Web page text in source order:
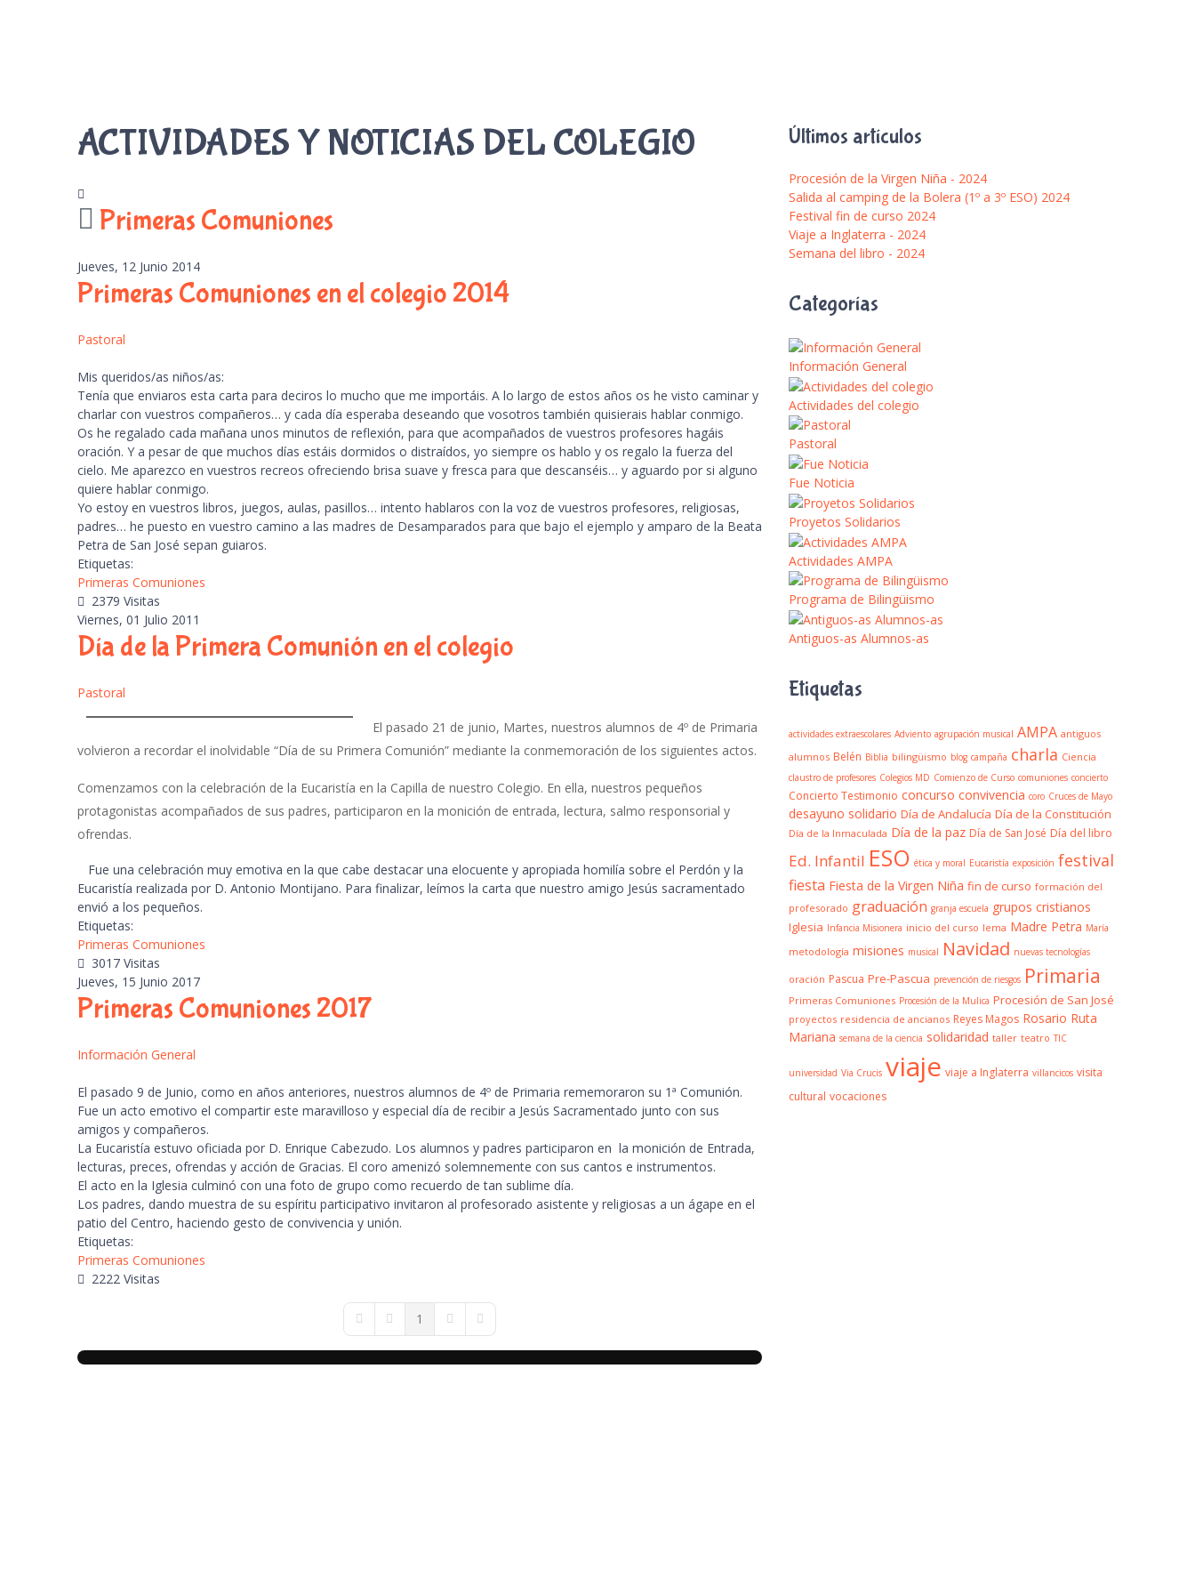
ACTIVIDADES Y NOTICIAS DEL COLEGIO
Primeras Comuniones
Jueves, 12 Junio 2014
Primeras Comuniones en el colegio 2014
Pastoral
Mis queridos/as niños/as:
Tenía que enviaros esta carta para deciros lo mucho que me importáis. A lo largo de estos años os he visto caminar y
charlar con vuestros compañeros… y cada día esperaba deseando que vosotros también quisierais hablar conmigo.
Os he regalado cada mañana unos minutos de reflexión, para que acompañados de vuestros profesores hagáis
oración. Y a pesar de que muchos días estáis dormidos o distraídos, yo siempre os hablo y os regalo la fuerza del
cielo. Me aparezco en vuestros recreos ofreciendo brisa suave y fresca para que descanséis… y aguardo por si alguno
quiere hablar conmigo.
Yo estoy en vuestros libros, juegos, aulas, pasillos… intento hablaros con la voz de vuestros profesores, religiosas,
padres… he puesto en vuestro camino a las madres de Desamparados para que bajo el ejemplo y amparo de la Beata
Petra de San José sepan guiaros.
Etiquetas:
Primeras Comuniones
2379 Visitas
Viernes, 01 Julio 2011
Día de la Primera Comunión en el colegio
Pastoral
El pasado 21 de junio, Martes, nuestros alumnos de 4º de Primaria
volvieron a recordar el inolvidable “Día de su Primera Comunión” mediante la conmemoración de los siguientes actos.
Comenzamos con la celebración de la Eucaristía en la Capilla de nuestro Colegio. En ella, nuestros pequeños
protagonistas acompañados de sus padres, participaron en la monición de entrada, lectura, salmo responsorial y
ofrendas.
Fue una celebración muy emotiva en la que cabe destacar una elocuente y apropiada homilía sobre el Perdón y la
Eucaristía realizada por D. Antonio Montijano. Para finalizar, leímos la carta que nuestro amigo Jesús sacramentado
envió a los pequeños.
Etiquetas:
Primeras Comuniones
3017 Visitas
Jueves, 15 Junio 2017
Primeras Comuniones 2017
Información General
El pasado 9 de Junio, como en años anteriores, nuestros alumnos de 4º de Primaria rememoraron su 1ª Comunión.
Fue un acto emotivo el compartir este maravilloso y especial día de recibir a Jesús Sacramentado junto con sus
amigos y compañeros.
La Eucaristía estuvo oficiada por D. Enrique Cabezudo. Los alumnos y padres participaron en la monición de Entrada,
lecturas, preces, ofrendas y acción de Gracias. El coro amenizó solemnemente con sus cantos e instrumentos.
El acto en la Iglesia culminó con una foto de grupo como recuerdo de tan sublime día.
Los padres, dando muestra de su espíritu participativo invitaron al profesorado asistente y religiosas a un ágape en el
patio del Centro, haciendo gesto de convivencia y unión.
Etiquetas:
Primeras Comuniones
2222 Visitas
First PagePrevious Page
1 Next PageLast Page
Últimos artículos
Procesión de la Virgen Niña - 2024
Salida al camping de la Bolera (1º a 3º ESO) 2024
Festival fin de curso 2024
Viaje a Inglaterra - 2024
Semana del libro - 2024
Categorías
Información General
Actividades del colegio
Pastoral
Fue Noticia
Proyetos Solidarios
Actividades AMPA
Programa de Bilingüismo
Antiguos-as Alumnos-as
Etiquetas
actividades extraescolares Adviento agrupación musical AMPA antiguos
alumnos Belén Biblia bilingüismo blog campaña charla Ciencia
claustro de profesores Colegios MD Comienzo de Curso comuniones concierto
Concierto Testimonio concurso convivencia coro Cruces de Mayo
desayuno solidario Día de Andalucía Día de la Constitución
Día de la Inmaculada Día de la paz Día de San José Día del libro
Ed. Infantil ESO ética y moral Eucaristía exposición festival
fiesta Fiesta de la Virgen Niña fin de curso formación del
profesorado graduación granja escuela grupos cristianos
Iglesia Infancia Misionera inicio del curso lema Madre Petra María
metodología misiones musical Navidad nuevas tecnologías
oración Pascua Pre-Pascua prevención de riesgos Primaria
Primeras Comuniones Procesión de la Mulica Procesión de San José
proyectos residencia de ancianos Reyes Magos Rosario Ruta
Mariana semana de la ciencia solidaridad taller teatro TIC
universidad Via Crucis viaje viaje a Inglaterra villancicos visita
cultural vocaciones